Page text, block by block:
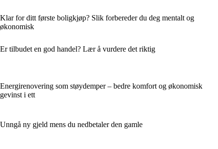
Klar for ditt første boligkjøp? Slik forbereder du deg mentalt og
økonomisk
Er tilbudet en god handel? Lær å vurdere det riktig
Energirenovering som støydemper – bedre komfort og økonomisk
gevinst i ett
Unngå ny gjeld mens du nedbetaler den gamle